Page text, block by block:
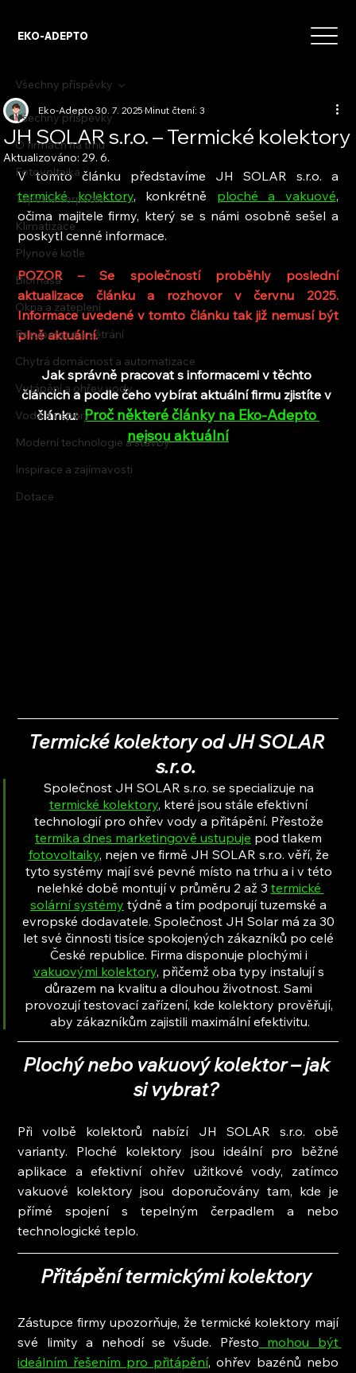
EKO-ADEPTO
Všechny příspěvky
O firmách na trhu
Fotovoltaika
Tepelná čerpadla
Klimatizace
Plynové kotle
Biomasa
Okna a zateplení
Rekuperace a větrání
Chytrá domácnost a automatizace
Vytápění a ohřev vody
Voda a úspory
Moderní technologie a stavby
Inspirace a zajímavosti
Dotace
Všechny příspěvky
JH SOLAR s.r.o. – Termické kolektory
Eko-Adepto30. 7. 2025Minut čtení: 3
Aktualizováno:29. 6.
termické kolektory, konkrétně ploché a vakuové,
očima majitele firmy, který se s námi osobně sešel a
poskytl cenné informace.
POZOR – Se společností proběhly poslední
aktualizace článku a rozhovor v červnu 2025.
Informace uvedené v tomto článku tak již nemusí být
plně aktuální.
Jak správně pracovat s informacemi v těchto
článcích a podle čeho vybírat aktuální firmu zjistíte v
článku: Proč některé články na Eko-Adepto
nejsou aktuální
Termické kolektory od JH SOLAR
s.r.o.
Společnost JH SOLAR s.r.o. se specializuje na
termické kolektory, které jsou stále efektivní
technologií pro ohřev vody a přitápění. Přestože
termika dnes marketingově ustupuje pod tlakem
fotovoltaiky, nejen ve firmě JH SOLAR s.r.o. věří, že
tyto systémy mají své pevné místo na trhu a i v této
nelehké době montují v průměru 2 až 3 termické
solární systémy týdně a tím podporují tuzemské a
evropské dodavatele. Společnost JH Solar má za 30
let své činnosti tisíce spokojených zákazníků po celé
České republice. Firma disponuje plochými i
vakuovými kolektory, přičemž oba typy instalují s
důrazem na kvalitu a dlouhou životnost. Sami
provozují testovací zařízení, kde kolektory prověřují,
aby zákazníkům zajistili maximální efektivitu.
Plochý nebo vakuový kolektor – jak
si vybrat?
Při volbě kolektorů nabízí JH SOLAR s.r.o. obě
varianty. Ploché kolektory jsou ideální pro běžné
aplikace a efektivní ohřev užitkové vody, zatímco
vakuové kolektory jsou doporučovány tam, kde je
přímé spojení s tepelným čerpadlem a nebo
technologické teplo.
Přitápění termickými kolektory
Zástupce firmy upozorňuje, že termické kolektory mají
své limity a nehodí se všude. Přesto mohou být
ideálním řešením pro přitápění, ohřev bazénů nebo